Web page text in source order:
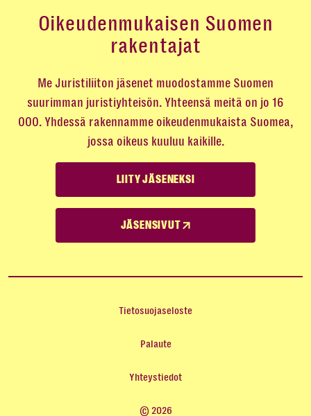
Oikeudenmukaisen Suomen
rakentajat
Me Juristiliiton jäsenet muodostamme Suomen
suurimman juristiyhteisön. Yhteensä meitä on jo 16
000. Yhdessä rakennamme oikeudenmukaista Suomea,
jossa oikeus kuuluu kaikille.
LIITY JÄSENEKSI
JÄSENSIVUT
Tietosuojaseloste
Palaute
Yhteystiedot
© 2026